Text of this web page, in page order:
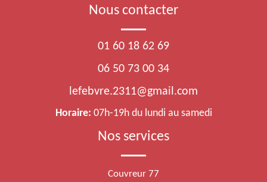
Nous contacter
01 60 18 62 69
06 50 73 00 34
lefebvre.2311@gmail.com
Horaire: 07h-19h du lundi au samedi
Nos services
Couvreur 77